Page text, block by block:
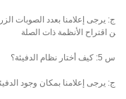
ج: يرجى إعلامنا بعدد الصوبات
ن اقتراح الأنظمة ذات الصلة
س 5: كيف أختار نظام الدفيئة؟
ج: يرجى إعلامنا بمكان وجود